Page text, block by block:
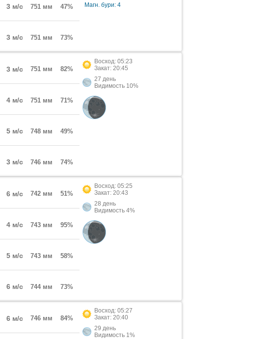
3 м/с 751 мм 47%
3 м/с 751 мм 73%
Магн. бури: 4
3 м/с 751 мм 82%
4 м/с 751 мм 71%
5 м/с 748 мм 49%
3 м/с 746 мм 74%
Восход: 05:23
Закат: 20:45
27 день
Видимость 10%
6 м/с 742 мм 51%
4 м/с 743 мм 95%
5 м/с 743 мм 58%
6 м/с 744 мм 73%
Восход: 05:25
Закат: 20:43
28 день
Видимость 4%
6 м/с 746 мм 84%
Восход: 05:27
Закат: 20:40
29 день
Видимость 1%